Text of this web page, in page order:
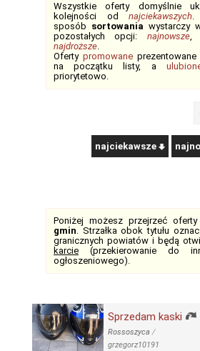
Wszystkie oferty domyślnie
kolejności od najciekawszych.
sposób sortowania wystarczy
pozostałych opcji: najnowsze,
najdroższe.
Oferty promowaneprezentowane
na początku listy, a
priorytetowo.
najciekawsze
Poniżej możesz przejrzeć
gmin. Strzałka obok tytułu
granicznych powiatów i będą
karcie (przekierowanie do
ogłoszeniowego).
Sprzedam kaski
Rossoszyca /
grzegorz10191